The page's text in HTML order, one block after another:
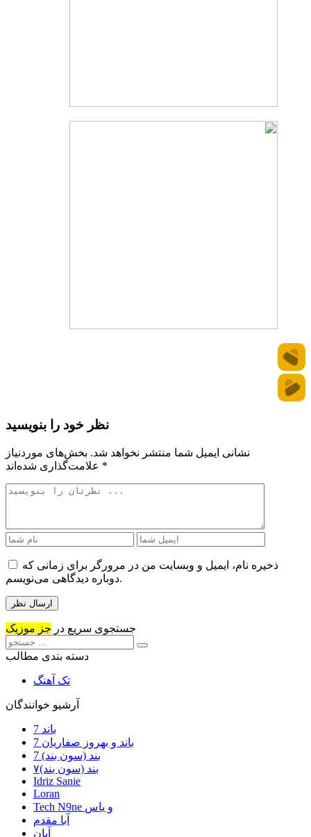
نظر خود را بنویسید
نشانی ایمیل شما منتشر نخواهد شد. بخش‌های موردنیاز
*
ذخیره نام، ایمیل و وبسایت من در مرورگر برای زمانی که
دوباره دیدگاهی می‌نویسم.
جستجوی سریع در جز موزیک
دسته بندی مطالب
تک آهنگ
آرشیو خوانندگان
7 باند
7 باند و بهروز صفاریان
7 بند (سون بند)
۷بند (سون بند)
Idriz Sanie
Loran
Tech N9ne و یاس
آبا مقدم
آبان